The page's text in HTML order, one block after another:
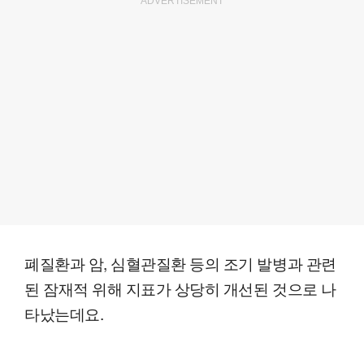
폐질환과 암, 심혈관질환 등의 조기 발병과 관련
된 잠재적 위해 지표가 상당히 개선된 것으로 나
타났는데요.